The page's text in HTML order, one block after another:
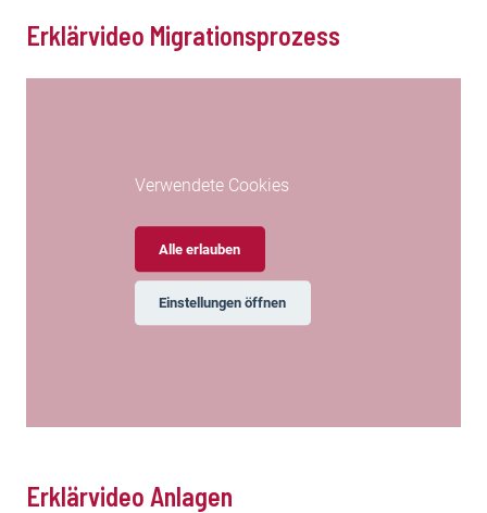
Erklärvideo Migrationsprozess
Verwendete Cookies
Alle erlauben
Einstellungen öffnen
Erklärvideo Anlagen